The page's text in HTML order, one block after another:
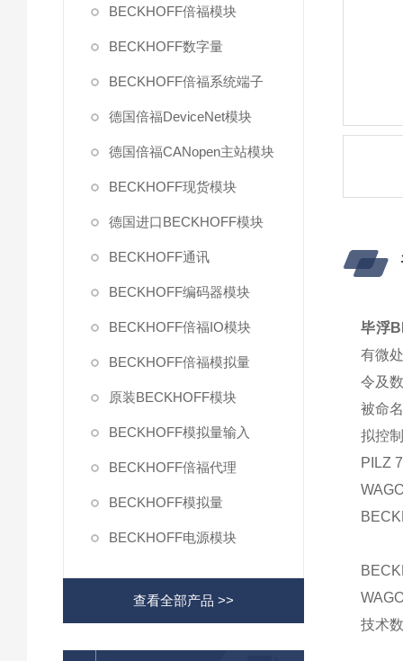
BECKHOFF倍福模块
BECKHOFF数字量
BECKHOFF倍福系统端子
德国倍福DeviceNet模块
德国倍福CANopen主站模块
BECKHOFF现货模块
德国进口BECKHOFF模块
BECKHOFF通讯
BECKHOFF编码器模块
BECKHOFF倍福IO模块
BECKHOFF倍福模拟量
原装BECKHOFF模块
BECKHOFF模拟量输入
BECKHOFF倍福代理
BECKHOFF模拟量
BECKHOFF电源模块
查看全部产品 >>
毕浮
有微
令及
被命
拟控
PILZ
技术